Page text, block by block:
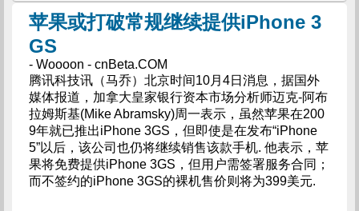
苹果或打破常规继续提供iPhone 3
GS
- Woooon - cnBeta.COM
腾讯科技讯（马乔）北京时间10月4日消息，据国外
媒体报道，加拿大皇家银行资本市场分析师迈克-阿布
拉姆斯基(Mike Abramsky)周一表示，虽然苹果在200
9年就已推出iPhone 3GS，但即使是在发布“iPhone
5”以后，该公司也仍将继续销售该款手机. 他表示，苹
果将免费提供iPhone 3GS，但用户需签署服务合同；
而不签约的iPhone 3GS的裸机售价则将为399美元.